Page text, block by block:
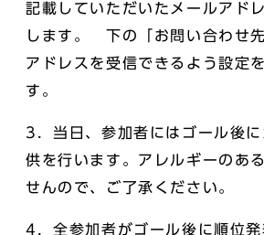
記載していただいたメールアド
します。 下の「お問い合わせ
アドレスを受信できるよう設定
す。
3．当日、参加者にはゴール後
供を行います。アレルギーのあ
せんので、ご了承ください。
4．全参加者がゴール後に順位